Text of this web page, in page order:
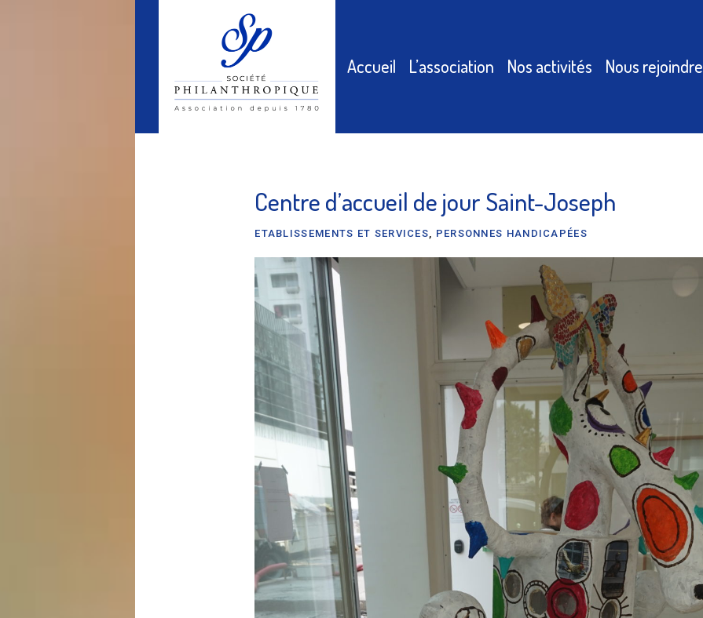
Accueil L’association Nos activités Nous rejoindre
Centre d’accueil de jour Saint-Joseph
ETABLISSEMENTS ET SERVICES, PERSONNES HANDICAPÉES